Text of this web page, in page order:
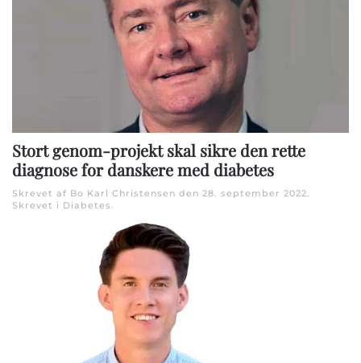
Stort genom-projekt skal sikre den rette
diagnose for danskere med diabetes
Skrevet af Bo Karl Christensen den 28. september 2022.
Skrevet i Diabetes.